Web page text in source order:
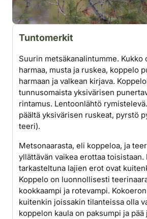
Tuntomerkit
Suurin metsäkanalintumme. Kukko
harmaa, musta ja ruskea, koppelo
harmaan ja valkean kirjava.
tunnusomaista yksivärisen
rintamus. Lentoonlähtö
päältä yksivärisen ruskeat, pyrstö
teeri).
Metsonaarasta, eli koppeloa, ja
yllättävän vaikea erottaa toisistaan.
tarkasteltuna lajien erot ovat
Koppelo on luonnollisesti
kookkaampi ja rotevampi.
kuitenkin joissakin tilanteissa olla
koppelon kaula on paksumpi ja